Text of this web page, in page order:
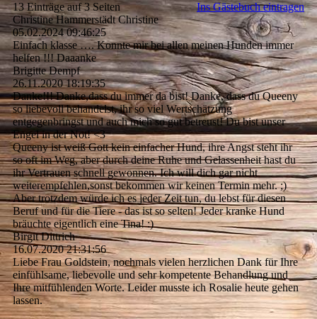
13 Einträge auf 3 Seiten
Ins Gästebuch eintragen
Christine Hammerstädt Christine
05.02.2024 09:46:25
Einfach klasse …. Konnte mir bei allen meinen Hunden immer
helfen !!! Daaanke
Brigitte Dempf
26.11.2020 18:19:35
Danke!!! Danke,dass du immer da bist! Danke, dass du Queeny
so liebevoll behandelst, ihr so viel Wertschätzung
entgegenbringst und auch mich so gut betreust! Du bist unser
Engel in der Not! <3
Queeny ist weiß Gott kein einfacher Hund, ihre Angst steht ihr
so oft im Weg, aber durch deine Ruhe und Gelassenheit hast du
ihr Vertrauen schnell gewonnen. Ich will dich gar nicht
weiterempfehlen,sonst bekommen wir keinen Termin mehr. ;)
Aber trotzdem würde ich es jeder Zeit tun, du lebst für diesen
Beruf und für die Tiere - das ist so selten! Jeder kranke Hund
bräuchte eigentlich eine Tina! :)
Birgit Dittrich
16.07.2020 21:31:56
Liebe Frau Goldstein, nochmals vielen herzlichen Dank für Ihre
einfühlsame, liebevolle und sehr kompetente Behandlung und
Ihre mitfühlenden Worte. Leider musste ich Rosalie heute gehen
lassen.